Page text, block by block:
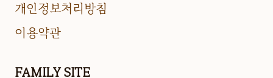
개인정보처리방침
이용약관
FAMILY SITE